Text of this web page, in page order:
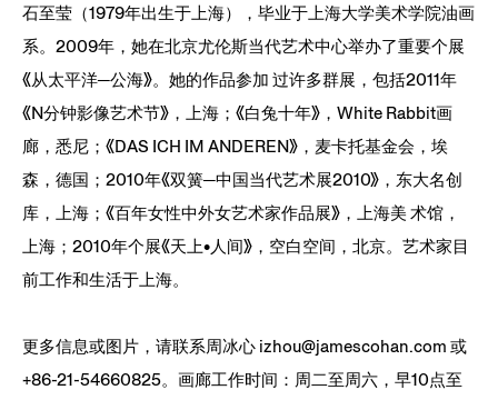
石至莹（1979年出生于上海），毕业于上海大学美术学院油画
系。2009年，她在北京尤伦斯当代艺术中心举办了重要个展
《从太平洋─公海》。她的作品参加 过许多群展，包括2011年
《N分钟影像艺术节》，上海；《白兔十年》，White Rabbit画
廊，悉尼；《DAS ICH IM ANDEREN》，麦卡托基金会，埃
森，德国；2010年《双簧─中国当代艺术展2010》，东大名创
库，上海；《百年女性中外女艺术家作品展》，上海美 术馆，
上海；2010年个展《天上•人间》，空白空间，北京。艺术家目
前工作和生活于上海。
更多信息或图片，请联系周冰心 izhou@jamescohan.com 或
+86-21-54660825。画廊工作时间：周二至周六，早10点至